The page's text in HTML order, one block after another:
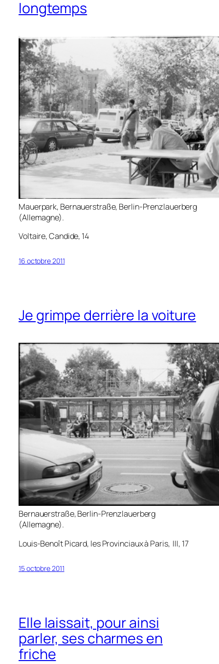
longtemps
Mauerpark, Bernauerstraße, Berlin-Prenzlauerberg
(Allemagne).
Voltaire,Candide, 14
16 octobre 2011
Je grimpe derrière la voiture
Bernauerstraße, Berlin-Prenzlauerberg
(Allemagne).
Louis-Benoît Picard, les Provinciaux à Paris, III, 17
15 octobre 2011
Elle laissait, pour ainsi
parler, ses charmes en
friche